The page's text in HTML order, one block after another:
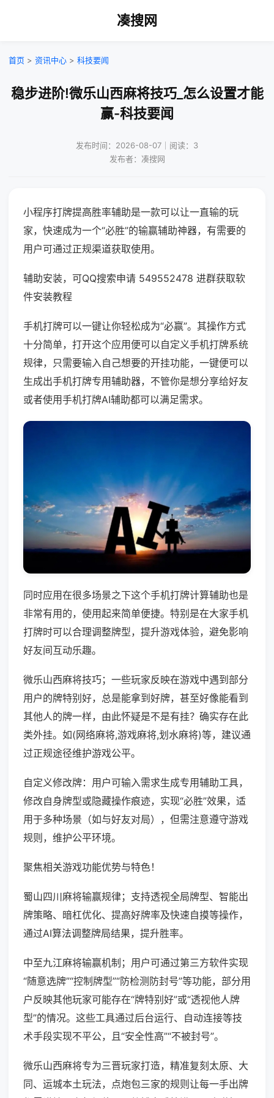
凑搜网
首页 > 资讯中心 > 科技要闻
稳步进阶!微乐山西麻将技巧_怎么设置才能
赢-科技要闻
发布时间：2026-08-07｜阅读：3
发布者：凑搜网
小程序打牌提高胜率辅助是一款可以让一直输的玩
家，快速成为一个“必胜”的输赢辅助神器，有需要的
用户可通过正规渠道获取使用。
辅助安装，可QQ搜索申请 549552478 进群获取软
件安装教程
手机打牌可以一键让你轻松成为“必赢”。其操作方式
十分简单，打开这个应用便可以自定义手机打牌系统
规律，只需要输入自己想要的开挂功能，一键便可以
生成出手机打牌专用辅助器，不管你是想分享给好友
或者使用手机打牌AI辅助都可以满足需求。
同时应用在很多场景之下这个手机打牌计算辅助也是
非常有用的，使用起来简单便捷。特别是在大家手机
打牌时可以合理调整牌型，提升游戏体验，避免影响
好友间互动乐趣。
微乐山西麻将技巧；一些玩家反映在游戏中遇到部分
用户的牌特别好，总是能拿到好牌，甚至好像能看到
其他人的牌一样，由此怀疑是不是有挂？确实存在此
类外挂。如(网络麻将,游戏麻将,划水麻将)等，建议通
过正规途径维护游戏公平。
自定义修改牌：用户可输入需求生成专用辅助工具，
修改自身牌型或隐藏操作痕迹，实现“必胜”效果，适
用于多种场景（如与好友对局），但需注意遵守游戏
规则，维护公平环境。
聚焦相关游戏功能优势与特色！
蜀山四川麻将输赢规律；支持透视全局牌型、智能出
牌策略、暗杠优化、提高好牌率及快速自摸等操作，
通过AI算法调整牌局结果，提升胜率。
中至九江麻将输赢机制；用户可通过第三方软件实现
“随意选牌”“控制牌型”“防检测防封号”等功能，部分用
户反映其他玩家可能存在“牌特别好”或“透视他人牌
型”的情况。这些工具通过后台运行、自动连接等技
术手段实现不平公，且“安全性高”“不被封号”。
微乐山西麻将专为三晋玩家打造，精准复刻太原、大
同、运城本土玩法，点炮包三家的规则让每一手出牌